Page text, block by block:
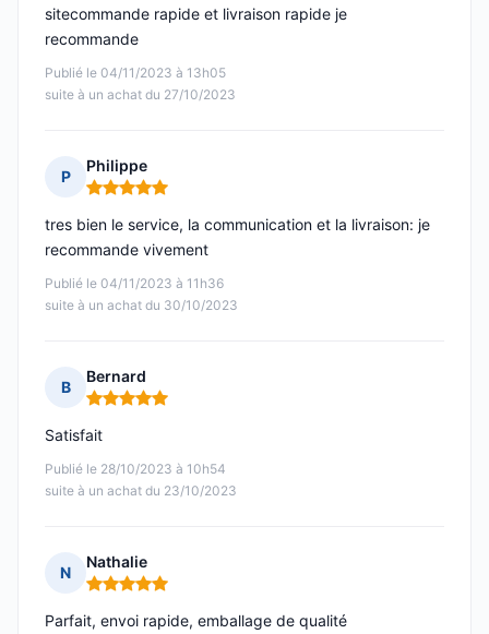
Publié le 04/11/2023 à 13h05
suite à un achat du 27/10/2023
sitecommande rapide et livraison rapide je
recommande
P
Philippe
Note : 5 sur 5
Publié le 04/11/2023 à 11h36
suite à un achat du 30/10/2023
tres bien le service, la communication et la livraison: je
recommande vivement
B
Bernard
Note : 5 sur 5
Publié le 28/10/2023 à 10h54
suite à un achat du 23/10/2023
Satisfait
N
Nathalie
Note : 5 sur 5
Parfait, envoi rapide, emballage de qualité